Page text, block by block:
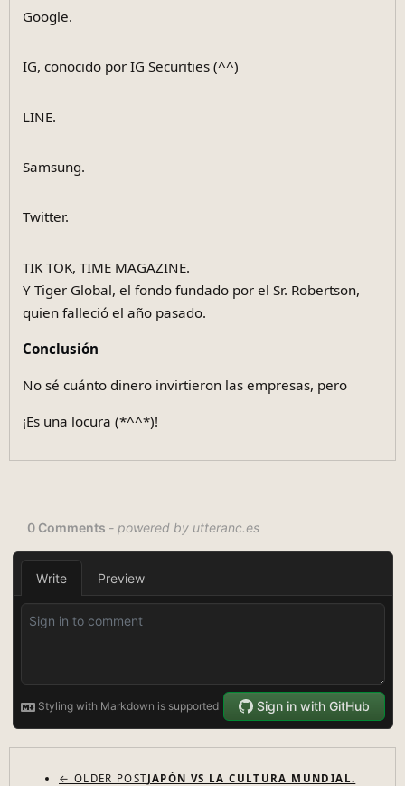
Google.
IG, conocido por IG Securities (^^)
LINE.
Samsung.
Twitter.
TIK TOK, TIME MAGAZINE.
Y Tiger Global, el fondo fundado por el Sr. Robertson,
quien falleció el año pasado.
Conclusión
No sé cuánto dinero invirtieron las empresas, pero
¡Es una locura (*^^*)!